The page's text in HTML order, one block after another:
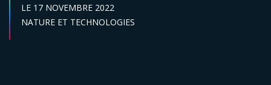
LE DATE DE DÉBUT :
17 NOVEMBRE 2022
Secteur :
NATURE ET TECHNOLOGIES